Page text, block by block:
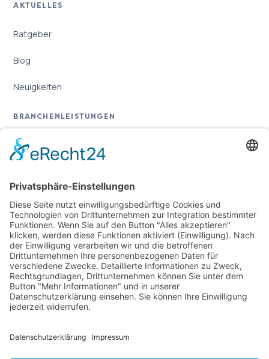
AKTUELLES
Ratgeber
Blog
Neuigkeiten
BRANCHENLEISTUNGEN
Übersicht
RECHTLICHES
Impressum
Datenschutz
Cookie-Einstellungen